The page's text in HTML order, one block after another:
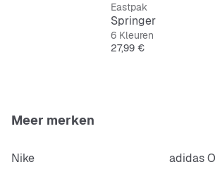
Eastpak
Springer
6 Kleuren
Prijs
27,99 €
Meer merken
Nike
adidas